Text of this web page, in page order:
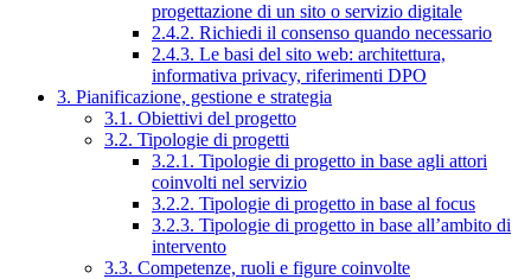
progettazione di un sito o servizio digitale
2.4.2. Richiedi il consenso quando necessario
2.4.3. Le basi del sito web: architettura,
informativa privacy, riferimenti DPO
3. Pianificazione, gestione e strategia
3.1. Obiettivi del progetto
3.2. Tipologie di progetti
3.2.1. Tipologie di progetto in base agli attori
coinvolti nel servizio
3.2.2. Tipologie di progetto in base al focus
3.2.3. Tipologie di progetto in base all’ambito di
intervento
3.3. Competenze, ruoli e figure coinvolte